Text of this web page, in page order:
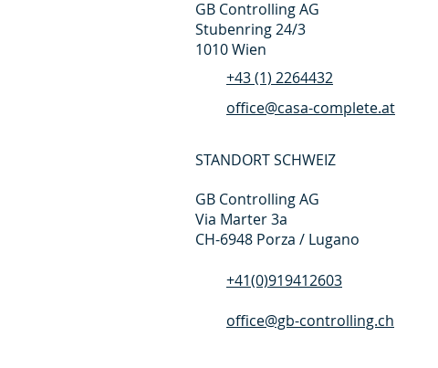
GB Controlling AG
Stubenring 24/3
1010 Wien
+43 (1) 2264432
office@casa-complete.at
STANDORT SCHWEIZ
GB Controlling AG
Via Marter 3a
CH-6948 Porza / Lugano
+41(0)919412603
office@gb-controlling.ch